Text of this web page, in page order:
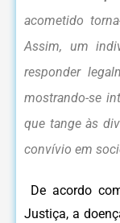
acometido
Assim, um
responder
mostrando-se
que tange às
convívio em
De acordo
Justiça, a